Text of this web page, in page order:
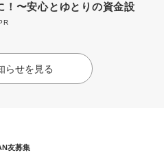
！〜安心とゆとりの資金設
らせを見る
友募集